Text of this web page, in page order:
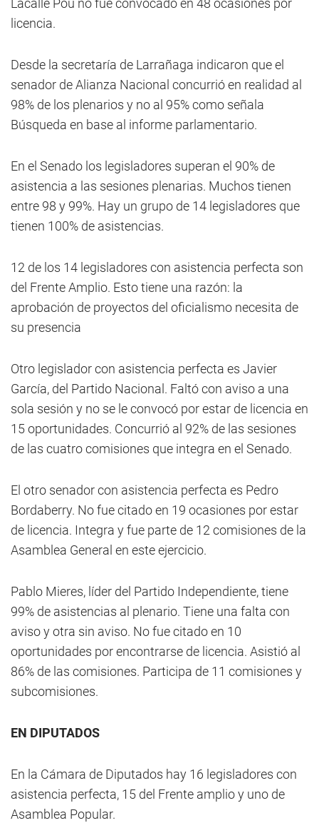
Lacalle Pou no fue convocado en 48 ocasiones por
licencia.
Desde la secretaría de Larrañaga indicaron que el
senador de Alianza Nacional concurrió en realidad al
98% de los plenarios y no al 95% como señala
Búsqueda en base al informe parlamentario.
En el Senado los legisladores superan el 90% de
asistencia a las sesiones plenarias. Muchos tienen
entre 98 y 99%. Hay un grupo de 14 legisladores que
tienen 100% de asistencias.
12 de los 14 legisladores con asistencia perfecta son
del Frente Amplio. Esto tiene una razón: la
aprobación de proyectos del oficialismo necesita de
su presencia
Otro legislador con asistencia perfecta es Javier
García, del Partido Nacional. Faltó con aviso a una
sola sesión y no se le convocó por estar de licencia en
15 oportunidades. Concurrió al 92% de las sesiones
de las cuatro comisiones que integra en el Senado.
El otro senador con asistencia perfecta es Pedro
Bordaberry. No fue citado en 19 ocasiones por estar
de licencia. Integra y fue parte de 12 comisiones de la
Asamblea General en este ejercicio.
Pablo Mieres, líder del Partido Independiente, tiene
99% de asistencias al plenario. Tiene una falta con
aviso y otra sin aviso. No fue citado en 10
oportunidades por encontrarse de licencia. Asistió al
86% de las comisiones. Participa de 11 comisiones y
subcomisiones.
EN DIPUTADOS
En la Cámara de Diputados hay 16 legisladores con
asistencia perfecta, 15 del Frente amplio y uno de
Asamblea Popular.